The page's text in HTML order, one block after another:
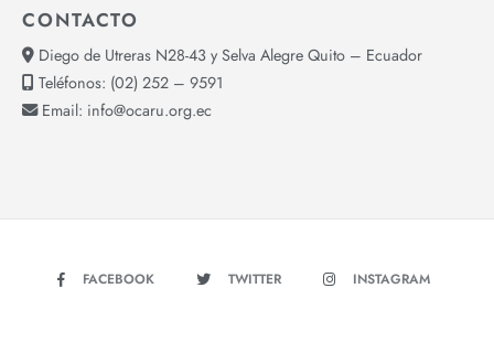
CONTACTO
Diego de Utreras N28-43 y Selva Alegre Quito – Ecuador
Teléfonos: (02) 252 – 9591
Email: info@ocaru.org.ec
FACEBOOK TWITTER INSTAGRAM